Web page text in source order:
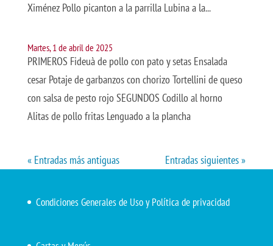
Ximénez Pollo picanton a la parrilla Lubina a la...
Martes, 1 de abril de 2025
PRIMEROS Fideuà de pollo con pato y setas Ensalada
cesar Potaje de garbanzos con chorizo Tortellini de queso
con salsa de pesto rojo SEGUNDOS Codillo al horno
Alitas de pollo fritas Lenguado a la plancha
« Entradas más antiguas Entradas siguientes »
Condiciones Generales de Uso y Política de privacidad